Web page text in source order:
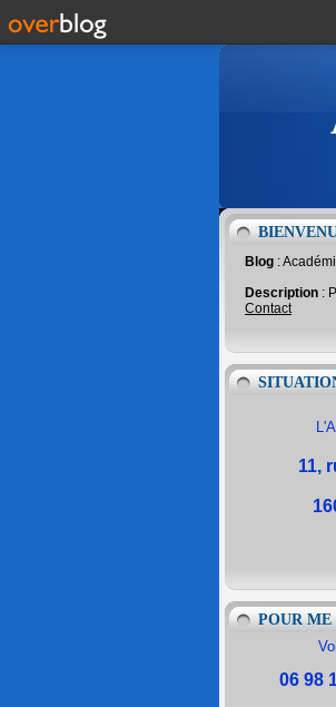
Blog :
Description :
Contact
11,
POUR ME
06 98